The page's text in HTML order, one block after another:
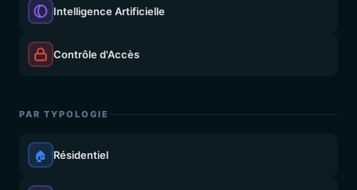
Intelligence Artificielle
Contrôle d'Accès
PAR TYPOLOGIE
🏠 Résidentiel